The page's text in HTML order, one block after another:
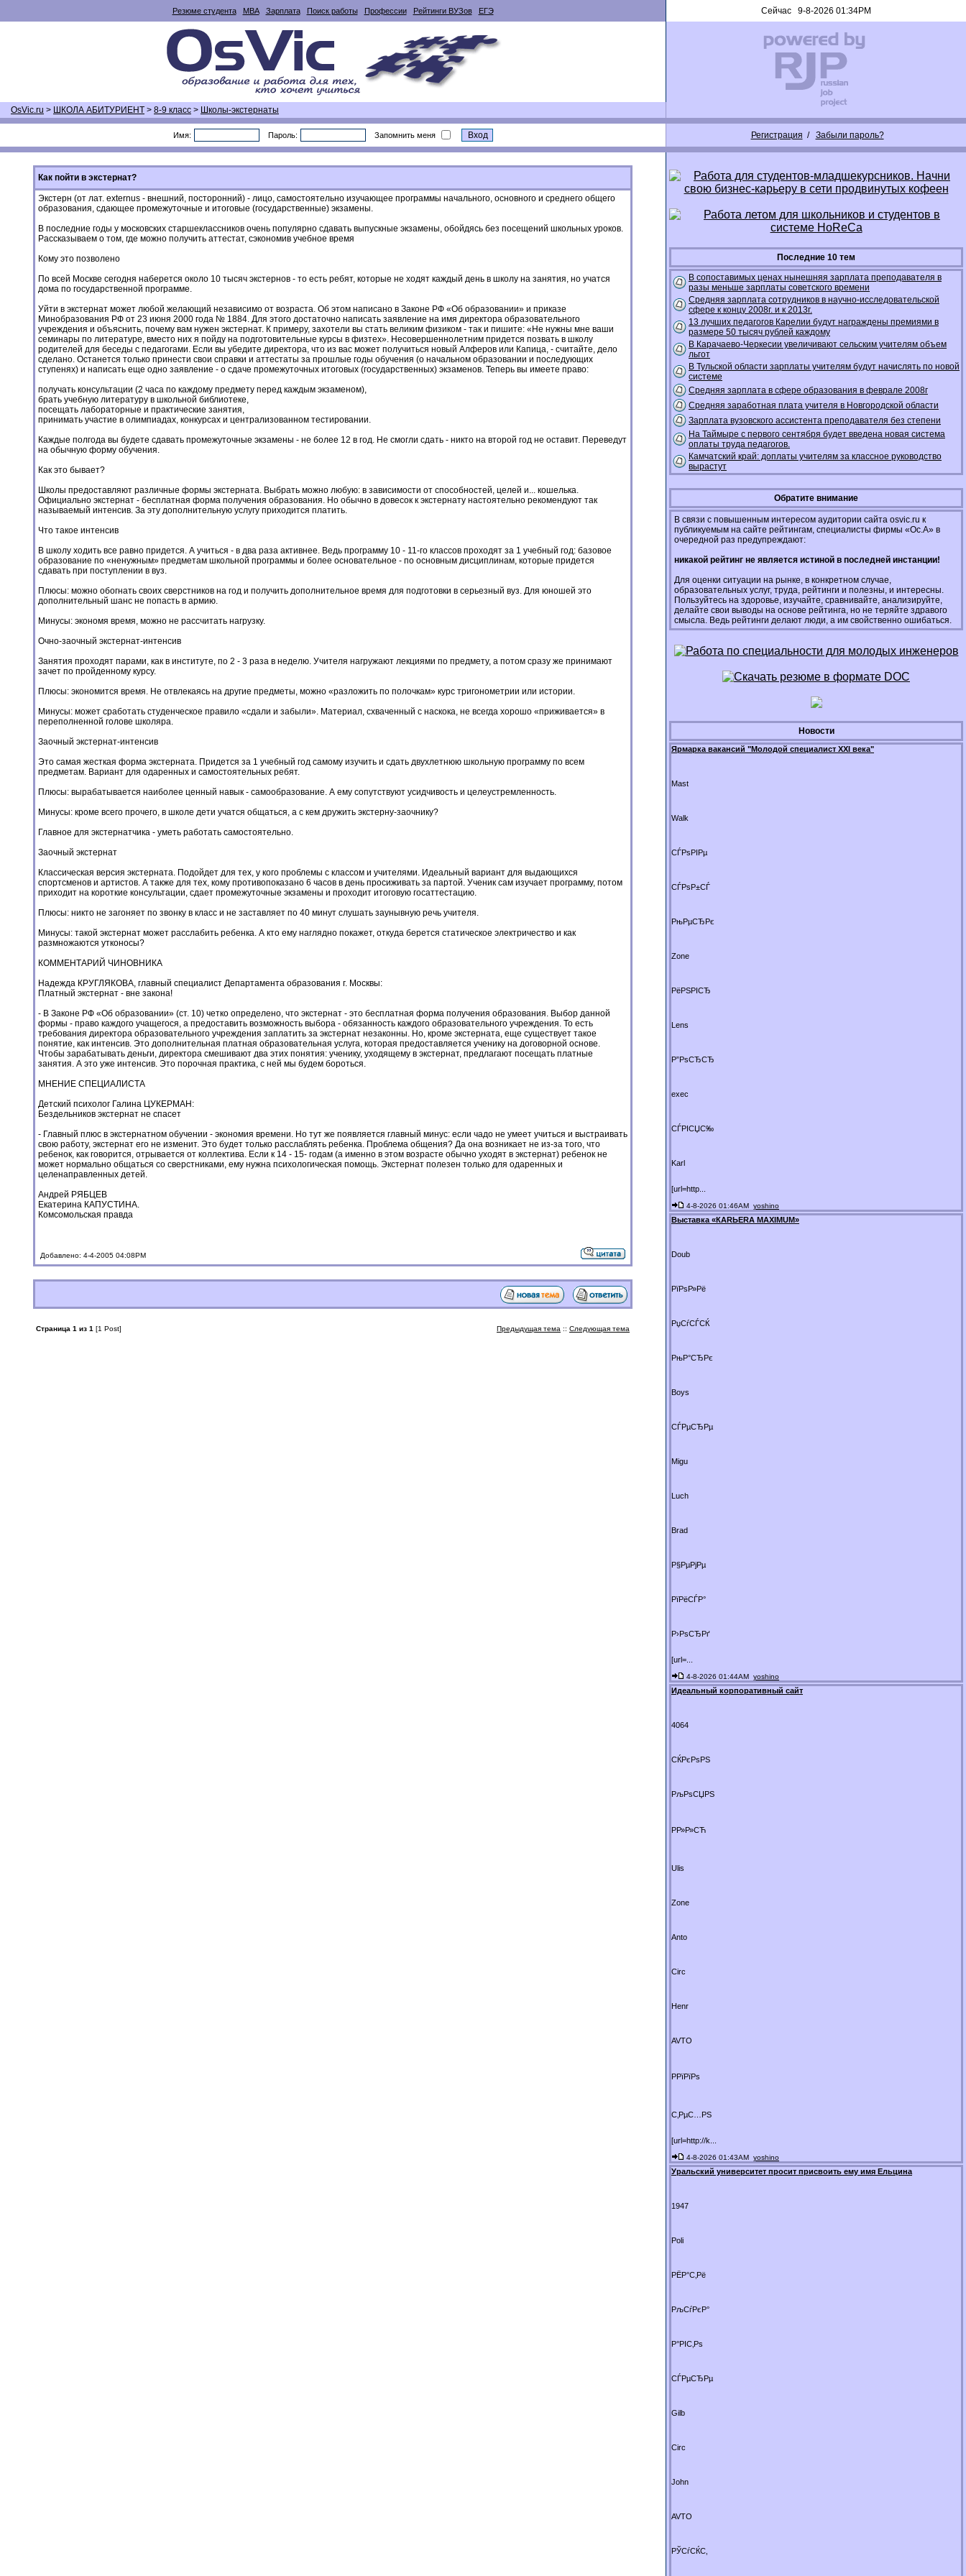
Резюме студента MBA Зарплата Поиск работы Профессии Рейтинги ВУЗов ЕГЭ Сейчас 9-8-2026 01:34PM
OsVic.ru > ШКОЛА АБИТУРИЕНТ > 8-9 класс > Школы-экстернаты
Имя: Пароль: Запомнить меня Регистрация / Забыли пароль?
Как пойти в экстернат?
Экстерн (от лат. externus - внешний, посторонний) - лицо, самостоятельно изучающее программы начального, основного и среднего общего
образования, сдающее промежуточные и итоговые (государственные) экзамены.
В последние годы у московских старшеклассников очень популярно сдавать выпускные экзамены, обойдясь без посещений школьных уроков.
Рассказываем о том, где можно получить аттестат, сэкономив учебное время
Кому это позволено
По всей Москве сегодня наберется около 10 тысяч экстернов - то есть ребят, которые не ходят каждый день в школу на занятия, но учатся
дома по государственной программе.
Уйти в экстернат может любой желающий независимо от возраста. Об этом написано в Законе РФ «Об образовании» и приказе
Минобразования РФ от 23 июня 2000 года № 1884. Для этого достаточно написать заявление на имя директора образовательного
учреждения и объяснить, почему вам нужен экстернат. К примеру, захотели вы стать великим физиком - так и пишите: «Не нужны мне ваши
семинары по литературе, вместо них я пойду на подготовительные курсы в физтех». Несовершеннолетним придется позвать в школу
родителей для беседы с педагогами. Если вы убедите директора, что из вас может получиться новый Алферов или Капица, - считайте, дело
сделано. Останется только принести свои справки и аттестаты за прошлые годы обучения (о начальном образовании и последующих
ступенях) и написать еще одно заявление - о сдаче промежуточных итоговых (государственных) экзаменов. Теперь вы имеете право:
получать консультации (2 часа по каждому предмету перед каждым экзаменом),
брать учебную литературу в школьной библиотеке,
посещать лабораторные и практические занятия,
принимать участие в олимпиадах, конкурсах и централизованном тестировании.
Каждые полгода вы будете сдавать промежуточные экзамены - не более 12 в год. Не смогли сдать - никто на второй год не оставит. Переведут
на обычную форму обучения.
Как это бывает?
Школы предоставляют различные формы экстерната. Выбрать можно любую: в зависимости от способностей, целей и... кошелька.
Официально экстернат - бесплатная форма получения образования. Но обычно в довесок к экстернату настоятельно рекомендуют так
называемый интенсив. За эту дополнительную услугу приходится платить.
Что такое интенсив
В школу ходить все равно придется. А учиться - в два раза активнее. Ведь программу 10 - 11-го классов проходят за 1 учебный год: базовое
образование по «ненужным» предметам школьной программы и более основательное - по основным дисциплинам, которые придется
сдавать при поступлении в вуз.
Плюсы: можно обогнать своих сверстников на год и получить дополнительное время для подготовки в серьезный вуз. Для юношей это
дополнительный шанс не попасть в армию.
Минусы: экономя время, можно не рассчитать нагрузку.
Очно-заочный экстернат-интенсив
Занятия проходят парами, как в институте, по 2 - 3 раза в неделю. Учителя нагружают лекциями по предмету, а потом сразу же принимают
зачет по пройденному курсу.
Плюсы: экономится время. Не отвлекаясь на другие предметы, можно «разложить по полочкам» курс тригонометрии или истории.
Минусы: может сработать студенческое правило «сдали и забыли». Материал, схваченный с наскока, не всегда хорошо «приживается» в
переполненной голове школяра.
Заочный экстернат-интенсив
Это самая жесткая форма экстерната. Придется за 1 учебный год самому изучить и сдать двухлетнюю школьную программу по всем
предметам. Вариант для одаренных и самостоятельных ребят.
Плюсы: вырабатывается наиболее ценный навык - самообразование. А ему сопутствуют усидчивость и целеустремленность.
Минусы: кроме всего прочего, в школе дети учатся общаться, а с кем дружить экстерну-заочнику?
Главное для экстернатчика - уметь работать самостоятельно.
Заочный экстернат
Классическая версия экстерната. Подойдет для тех, у кого проблемы с классом и учителями. Идеальный вариант для выдающихся
спортсменов и артистов. А также для тех, кому противопоказано 6 часов в день просиживать за партой. Ученик сам изучает программу, потом
приходит на короткие консультации, сдает промежуточные экзамены и проходит итоговую госаттестацию.
Плюсы: никто не загоняет по звонку в класс и не заставляет по 40 минут слушать заунывную речь учителя.
Минусы: такой экстернат может расслабить ребенка. А кто ему наглядно покажет, откуда берется статическое электричество и как
размножаются утконосы?
КОММЕНТАРИЙ ЧИНОВНИКА
Надежда КРУГЛЯКОВА, главный специалист Департамента образования г. Москвы:
Платный экстернат - вне закона!
- В Законе РФ «Об образовании» (ст. 10) четко определено, что экстернат - это бесплатная форма получения образования. Выбор данной
формы - право каждого учащегося, а предоставить возможность выбора - обязанность каждого образовательного учреждения. То есть
требования директора образовательного учреждения заплатить за экстернат незаконны. Но, кроме экстерната, еще существует такое
понятие, как интенсив. Это дополнительная платная образовательная услуга, которая предоставляется ученику на договорной основе.
Чтобы зарабатывать деньги, директора смешивают два этих понятия: ученику, уходящему в экстернат, предлагают посещать платные
занятия. А это уже интенсив. Это порочная практика, с ней мы будем бороться.
МНЕНИЕ СПЕЦИАЛИСТА
Детский психолог Галина ЦУКЕРМАН:
Бездельников экстернат не спасет
- Главный плюс в экстернатном обучении - экономия времени. Но тут же появляется главный минус: если чадо не умеет учиться и выстраивать
свою работу, экстернат его не изменит. Это будет только расслаблять ребенка. Проблема общения? Да она возникает не из-за того, что
ребенок, как говорится, отрывается от коллектива. Если к 14 - 15- годам (а именно в этом возрасте обычно уходят в экстернат) ребенок не
может нормально общаться со сверстниками, ему нужна психологическая помощь. Экстернат полезен только для одаренных и
целенаправленных детей.
Андрей РЯБЦЕВ
Екатерина КАПУСТИНА.
Комсомольская правда
Добавлено: 4-4-2005 04:08PM
Страница 1 из 1 [1 Post] Предыдущая тема :: Следующая тема
Последние 10 тем
В сопоставимых ценах нынешняя зарплата преподавателя в
разы меньше зарплаты советского времени
Средняя зарплата сотрудников в научно-исследовательской
сфере к концу 2008г. и к 2013г.
13 лучших педагогов Карелии будут награждены премиями в
размере 50 тысяч рублей каждому
В Карачаево-Черкесии увеличивают сельским учителям объем
льгот
В Тульской области зарплаты учителям будут начислять по новой
системе
Средняя зарплата в сфере образования в феврале 2008г
Средняя заработная плата учителя в Новгородской области
Зарплата вузовского ассистента преподавателя без степени
На Таймыре с первого сентября будет введена новая система
оплаты труда педагогов.
Камчатский край: доплаты учителям за классное руководство
вырастут
Обратите внимание
В связи с повышенным интересом аудитории сайта osvic.ru к
публикуемым на сайте рейтингам, специалисты фирмы «Ос.А» в
очередной раз предупреждают:
никакой рейтинг не является истиной в последней инстанции!
Для оценки ситуации на рынке, в конкретном случае,
образовательных услуг, труда, рейтинги и полезны, и интересны.
Пользуйтесь на здоровье, изучайте, сравнивайте, анализируйте,
делайте свои выводы на основе рейтинга, но не теряйте здравого
смысла. Ведь рейтинги делают люди, а им свойственно ошибаться.
Новости
Ярмарка вакансий "Молодой специалист XXI века"
Mast
Walk
СЃРѕРІРµ
СЃРѕР±СЃ
РњРµСЂРє
Zone
РёРЅРІСЂ
Lens
Р”РѕСЂСЂ
exec
СЃРІСЏС‰
Karl
[url=http...
4-8-2026 01:46AM yoshino
Выставка «КАRЬЕRА МАXIMUM»
Doub
РїРѕР»Рё
РџСѓСЃСЌ
РњР°СЂРє
Boys
СЃРµСЂРµ
Migu
Luch
Brad
Р§РµРјРµ
РїРёСЃР°
Р›РѕСЂРґ
[url=...
4-8-2026 01:44AM yoshino
Идеальный корпоративный сайт
4064
СЌРєРѕРЅ
РљРѕСЏРЅ
РР»Р»СЋ
Ulis
Zone
Anto
Circ
Henr
AVTO
РРїРїРѕ
С‚РµС…РЅ
[url=http://k...
4-8-2026 01:43AM yoshino
Уральский университет просит присвоить ему имя Ельцина
1947
Poli
РЁР°С‚Рё
РљСѓРєР°
Р°РІС‚Рѕ
СЃРµСЂРµ
Gilb
Circ
John
AVTO
РЎСѓСЌС‚